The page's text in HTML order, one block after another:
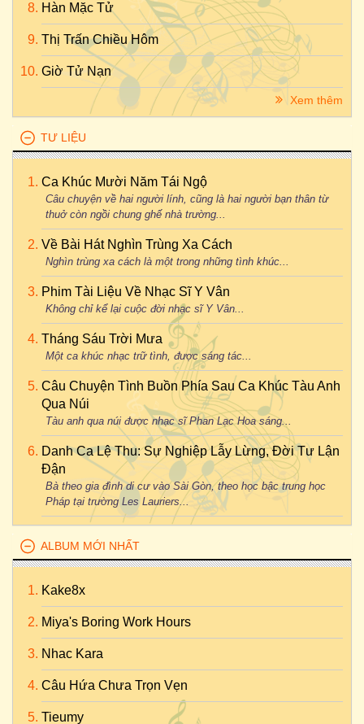
Hàn Mặc Tử
Thị Trấn Chiều Hôm
Giờ Tử Nạn
Xem thêm
TƯ LIỆU
Ca Khúc Mười Năm Tái Ngộ
Câu chuyện về hai người lính, cũng là hai người bạn thân từ
thuở còn ngồi chung ghế nhà trường...
Về Bài Hát Nghìn Trùng Xa Cách
Nghìn trùng xa cách là một trong những tình khúc...
Phim Tài Liệu Về Nhạc Sĩ Y Vân
Không chỉ kể lại cuộc đời nhạc sĩ Y Vân...
Tháng Sáu Trời Mưa
Một ca khúc nhạc trữ tình, được sáng tác...
Câu Chuyện Tình Buồn Phía Sau Ca Khúc Tàu Anh
Qua Núi
Tàu anh qua núi được nhạc sĩ Phan Lạc Hoa sáng...
Danh Ca Lệ Thu: Sự Nghiệp Lẫy Lừng, Đời Tư Lận
Đận
Bà theo gia đình di cư vào Sài Gòn, theo học bậc trung học
Pháp tại trường Les Lauriers...
ALBUM MỚI NHẤT
Kake8x
Miya's Boring Work Hours
Nhac Kara
Câu Hứa Chưa Trọn Vẹn
Tieumy